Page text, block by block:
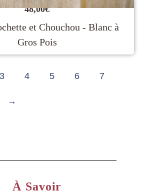
48,00€
et Chouchou - Blanc à
Gros Pois
3 4 5 6 7
→
À Savoir